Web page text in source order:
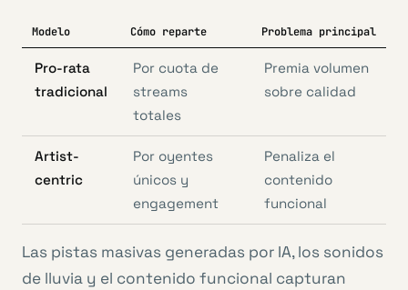
Modelo Cómo reparte Problema principal
Pro-rata
tradicional
Por cuota de
streams
totales
Premia volumen
sobre calidad
Artist-
centric
Por oyentes
únicos y
engagement
Penaliza el
contenido
funcional
Las pistas masivas generadas por IA, los sonidos
de lluvia y el contenido funcional capturan